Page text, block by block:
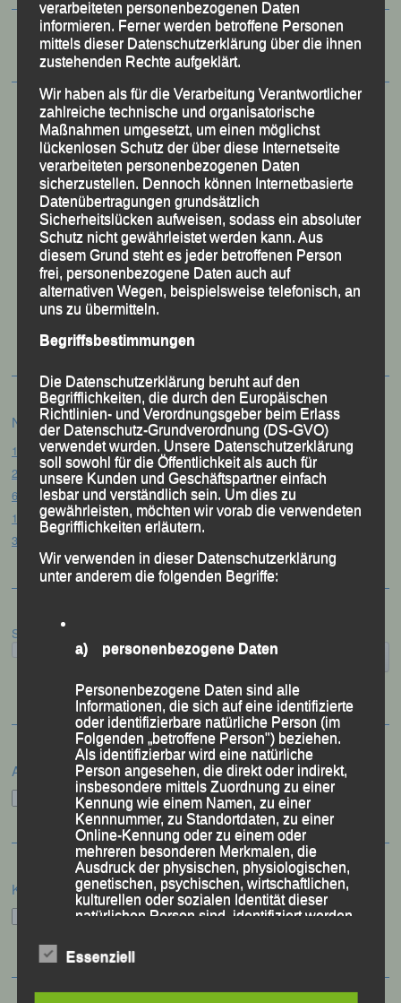
50 Jahre LG Passau
Neueste Beiträge
15. Pörndorfer Sommernachtslauf – Pörndorf, 01.08.2026
20. Goldener Steig-Lauf – Stozec/Tusset, 01.08.2026
61. Bergsportfest – Ortenburg, 26.07.2026
12. Loser Berglauf – Altaussee/Österreich, 25.07.2026
32. Sommerbiathlon – Passau, 18.07.2026
Suchen
Archiv
Archiv
Kategorien
Kategorien
verarbeiteten personenbezogenen Daten
informieren. Ferner werden betroffene Personen
mittels dieser Datenschutzerklärung über die ihnen
zustehenden Rechte aufgeklärt.
Wir haben als für die Verarbeitung Verantwortlicher
zahlreiche technische und organisatorische
Maßnahmen umgesetzt, um einen möglichst
lückenlosen Schutz der über diese Internetseite
verarbeiteten personenbezogenen Daten
sicherzustellen. Dennoch können Internetbasierte
Datenübertragungen grundsätzlich
Sicherheitslücken aufweisen, sodass ein absoluter
Schutz nicht gewährleistet werden kann. Aus
diesem Grund steht es jeder betroffenen Person
frei, personenbezogene Daten auch auf
alternativen Wegen, beispielsweise telefonisch, an
uns zu übermitteln.
Begriffsbestimmungen
Die Datenschutzerklärung beruht auf den
Begrifflichkeiten, die durch den Europäischen
Richtlinien- und Verordnungsgeber beim Erlass
der Datenschutz-Grundverordnung (DS-GVO)
verwendet wurden. Unsere Datenschutzerklärung
soll sowohl für die Öffentlichkeit als auch für
unsere Kunden und Geschäftspartner einfach
lesbar und verständlich sein. Um dies zu
gewährleisten, möchten wir vorab die verwendeten
Begrifflichkeiten erläutern.
Wir verwenden in dieser Datenschutzerklärung
unter anderem die folgenden Begriffe:
a) personenbezogene Daten
Personenbezogene Daten sind alle
Informationen, die sich auf eine identifizierte
oder identifizierbare natürliche Person (im
Folgenden „betroffene Person") beziehen.
Als identifizierbar wird eine natürliche
Person angesehen, die direkt oder indirekt,
insbesondere mittels Zuordnung zu einer
Kennung wie einem Namen, zu einer
Kennnummer, zu Standortdaten, zu einer
Online-Kennung oder zu einem oder
mehreren besonderen Merkmalen, die
Ausdruck der physischen, physiologischen,
genetischen, psychischen, wirtschaftlichen,
kulturellen oder sozialen Identität dieser
natürlichen Person sind, identifiziert werden
b) betroffene Person
Essenziell